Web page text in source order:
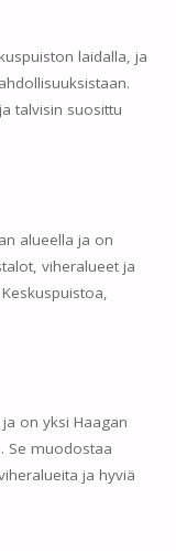
laidalla, ja
talvisin suosittu
alueella ja on
viheralueet ja
on yksi Haagan
Se muodostaa
ja hyviä